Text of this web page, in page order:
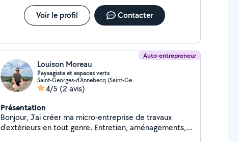
Voir le profil Contacter
Auto-entrepreneur
Louison Moreau
Paysagiste et espaces verts
Saint-Georges-d'Annebecq (Saint-Georges-d'Annebecq)
4/5 (2 avis)
Présentation
Bonjour, J'ai créer ma micro-entreprise de travaux
d'extérieurs en tout genre. Entretien, aménagements,